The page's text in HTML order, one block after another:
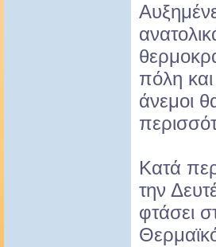
πόλη
άνεμοι
Κατά
την
φτάσει